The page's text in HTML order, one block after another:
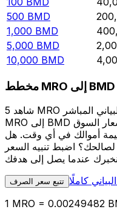
500 BMD
1,000 BMD
5,000 BMD
10,000 BMD
مخطط MRO إلى BMD
شاهد 5 MRO الخاص بك أثناء الحركة. يتتبع الرسم البياني المباشر
MRO إلى BMD الخاص بنا على مدار 12 شهرًا من أسعار السوق
أموالك في أي وقت. هل
اضبط تنبيه السعر
تتبع سعر الصرف كاملًا
1 MRO = 0.00249482